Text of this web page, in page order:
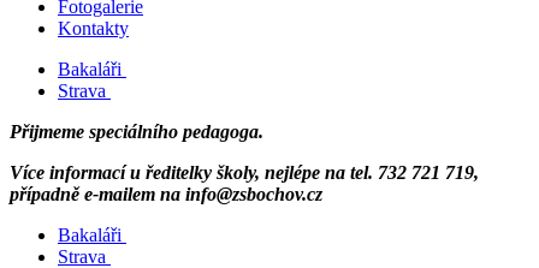
Fotogalerie
Kontakty
Bakaláři
Strava
Přijmeme speciálního pedagoga.
Více informací u ředitelky školy, nejlépe na tel. 732 721 719,
případně e-mailem na info@zsbochov.cz
Bakaláři
Strava